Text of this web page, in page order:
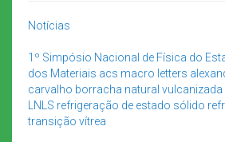
Notícias
1º Simpósio Nacional de Física do
dos Materiais acs macro letters
carvalho borracha natural vulcanizada
LNLS refrigeração de estado sólido
transição vítrea